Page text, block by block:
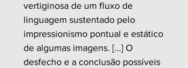
vertiginosa de um fluxo de
linguagem sustentado pelo
impressionismo pontual e estático
de algumas imagens. […] O
desfecho e a conclusão possíveis